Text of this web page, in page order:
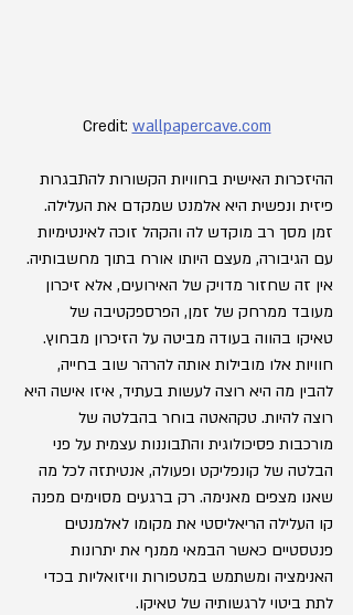
Credit: wallpapercave.com
ההיזכרות האישית בחוויות הקשורות להתבגרות
פיזית ונפשית היא אלמנט שמקדם את העלילה.
זמן מסך רב מוקדש לה והקהל זוכה לאינטימיות
עם הגיבורה, מעצם היותו אורח בתוך מחשבותיה.
אין זה שחזור מדויק של האירועים, אלא זיכרון
מעובד ממרחק של זמן, הפרספקטיבה של
טאיקו בהווה בעודה מביטה על הזיכרון מבחוץ.
חוויות אלו מובילות אותה להרהר שוב בחייה,
להבין מה היא רוצה לעשות בעתיד, איזו אישה היא
רוצה להיות. טקהאטה בוחר בהבלטה של
מורכבות פסיכולוגית והתבוננות עצמית על פני
הבלטה של קונפליקט ופעולה, אנטיתזה לכל מה
שאנו מצפים מאנימה. רק ברגעים מסוימים מפנה
קו העלילה הריאליסטי את מקומו לאלמנטים
פנטסטיים כאשר הבמאי ממנף את יתרונות
האנימציה ומשתמש במטפורות וויזואליות בכדי
לתת ביטוי לרגשותיה של טאיקו.